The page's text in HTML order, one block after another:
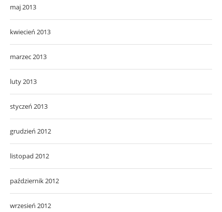
maj 2013
kwiecień 2013
marzec 2013
luty 2013
styczeń 2013
grudzień 2012
listopad 2012
październik 2012
wrzesień 2012